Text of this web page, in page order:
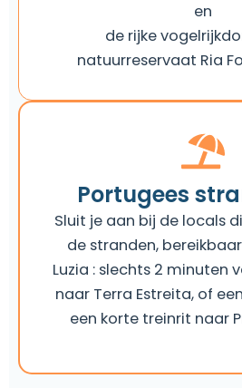
en
de rijke
natuurreservaat Ria
Portugees
Sluit je aan bij de locals
de stranden,
Luzia : slechts 2 minuten
naar Terra Estreita, of
een korte treinrit naar